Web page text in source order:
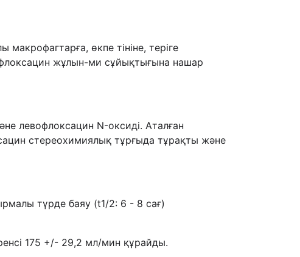
өкпе тініне, теріге
жұлын-ми сұйықтығына нашар
левофлоксацин N-оксиді. Аталған
стереохимиялық тұрғыда тұрақты және
түрде баяу (t1/2: 6 - 8 сағ)
175 +/- 29,2 мл/мин құрайды.